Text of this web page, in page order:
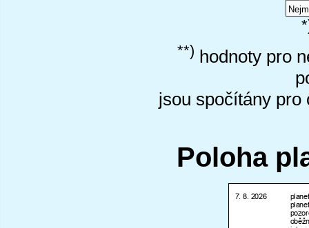
**) hodnoty pro
jsou spočítány pro
Poloha